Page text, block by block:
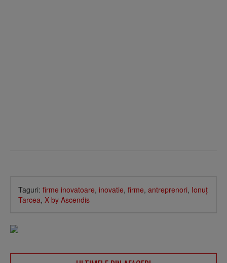
Taguri: firme inovatoare, inovatie, firme, antreprenori, Ionuţ
Tarcea, X by Ascendis